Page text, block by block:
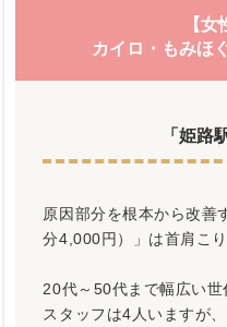
【女
カイロ・もみほ
「姫路
原因部分を根本から改善
分4,000円）」は首肩こ
20代～50代まで幅広い世
スタッフは4人いますが